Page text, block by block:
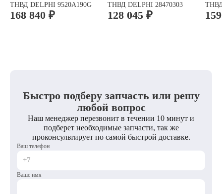
ТНВД DELPHI 9520A190G
168 840 ₽
ТНВД DELPHI 28470303
128 045 ₽
Быстро подберу запчасть или решу
любой вопрос
Наш менеджер перезвонит в течении 10 минут и
подберет необходимые запчасти, так же
проконсультирует по самой быстрой доставке.
Ваш телефон
Ваше имя